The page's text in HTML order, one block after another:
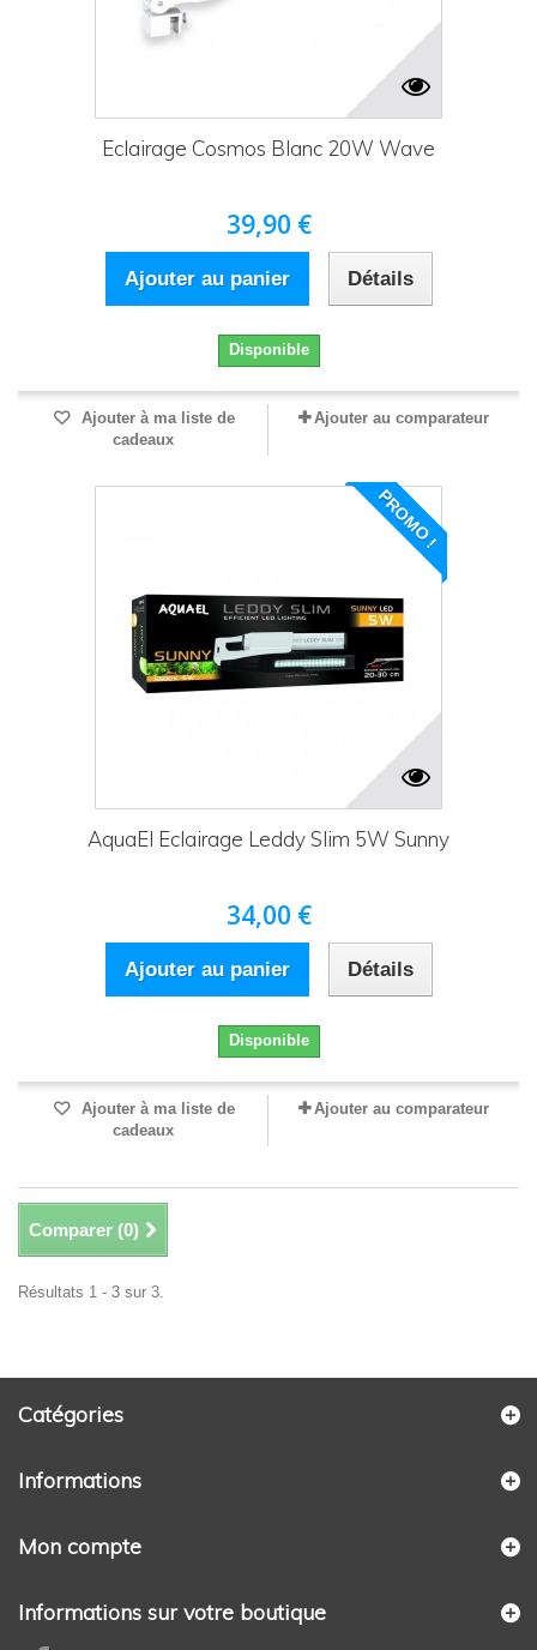
Eclairage Cosmos Blanc 20W Wave
39,90 €
Ajouter au panier Détails
Disponible
Ajouter à ma liste de
cadeaux
Ajouter au comparateur
PROMO !
AquaEl Eclairage Leddy Slim 5W Sunny
34,00 €
Ajouter au panier Détails
Disponible
Ajouter à ma liste de
cadeaux
Ajouter au comparateur
Comparer (0)
Résultats 1 - 3 sur 3.
Catégories
Informations
Mon compte
Informations sur votre boutique